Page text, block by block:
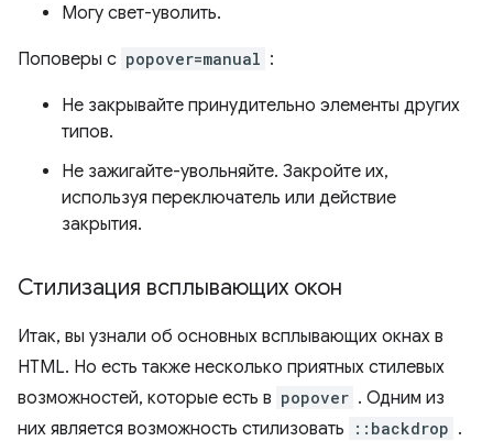
Могу свет-уволить.
Поповеры с popover=manual :
Не закрывайте принудительно элементы других
типов.
Не зажигайте-увольняйте. Закройте их,
используя переключатель или действие
закрытия.
Стилизация всплывающих окон
Итак, вы узнали об основных всплывающих окнах в
HTML. Но есть также несколько приятных стилевых
возможностей, которые есть в popover . Одним из
них является возможность стилизовать
::backdrop .